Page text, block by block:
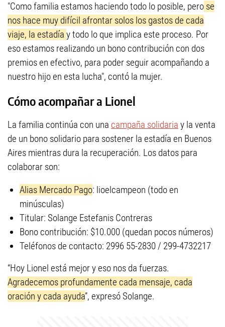
"Como familia estamos haciendo todo lo posible, pero se
nos hace muy difícil afrontar solos los gastos de cada
viaje, la estadía y todo lo que implica este proceso. Por
eso estamos realizando un bono contribución con dos
premios en efectivo, para poder seguir acompañando a
nuestro hijo en esta lucha", contó la mujer.
Cómo acompañar a Lionel
La familia continúa con una campaña solidaria y la venta
de un bono solidario para sostener la estadía en Buenos
Aires mientras dura la recuperación. Los datos para
colaborar son:
Alias Mercado Pago: lioelcampeon (todo en
minúsculas)
Titular: Solange Estefanis Contreras
Bono contribución: $10.000 (quedan pocos números)
Teléfonos de contacto: 2996 55-2830 / 299-4732217
“Hoy Lionel está mejor y eso nos da fuerzas.
Agradecemos profundamente cada mensaje, cada
oración y cada ayuda”, expresó Solange.